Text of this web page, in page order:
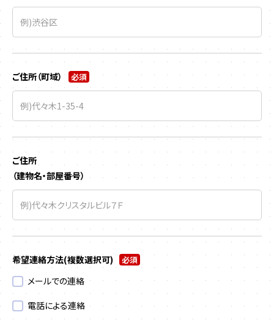
ご住所（町域） 必須
ご住所
（建物名・部屋番号）
希望連絡方法(複数選択可) 必須
メールでの連絡
電話による連絡